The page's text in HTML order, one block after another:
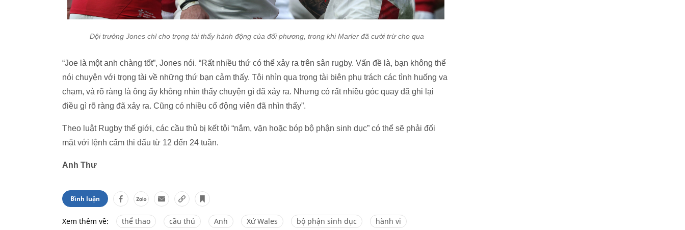
Đội trưởng Jones chỉ cho trọng tài thấy hành động của đối phương, trong khi Marler đã cười trừ cho qua
“Joe là một anh chàng tốt”, Jones nói. “Rất nhiều thứ có thể xảy ra trên sân rugby. Vấn đề là, bạn không thể
nói chuyện với trọng tài về những thứ bạn cảm thấy. Tôi nhìn qua trọng tài biên phụ trách các tình huống va
chạm, và rõ ràng là ông ấy không nhìn thấy chuyện gì đã xảy ra. Nhưng có rất nhiều góc quay đã ghi lại
điều gì rõ ràng đã xảy ra. Cũng có nhiều cổ động viên đã nhìn thấy”.
Theo luật Rugby thế giới, các cầu thủ bị kết tội “nắm, vặn hoặc bóp bộ phận sinh dục” có thể sẽ phải đối
mặt với lệnh cấm thi đấu từ 12 đến 24 tuần.
Anh Thư
Bình luận
Xem thêm về: thể thao cầu thủ Anh Xứ Wales bộ phận sinh dục hành vi